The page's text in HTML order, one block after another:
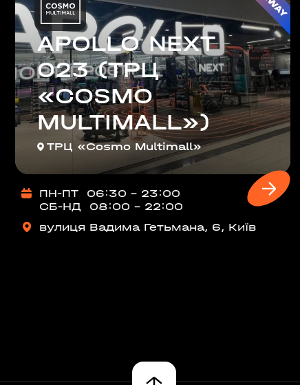
МЕТРО
APOLLO NEXT
023 (ТРЦ
«COSMO
MULTIMALL»)
ТРЦ «Cosmo Multimall»
вулиця Вадима Гетьмана, 6, Київ
ПН-ПТ
06:30 - 23:00
СБ-НД
08:00 - 22:00